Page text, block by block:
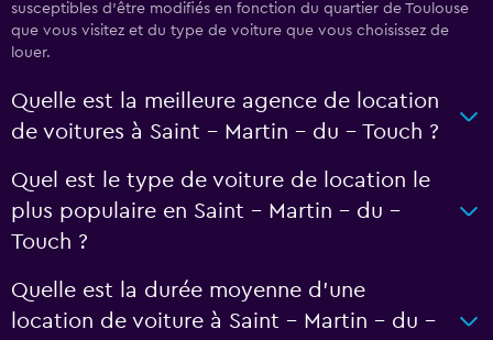
susceptibles d’être modifiés en fonction du quartier de Toulouse
que vous visitez et du type de voiture que vous choisissez de
louer.
Quelle est la meilleure agence de location
de voitures à Saint - Martin - du - Touch ?
Quel est le type de voiture de location le
plus populaire en Saint - Martin - du -
Touch ?
Quelle est la durée moyenne d’une
location de voiture à Saint - Martin - du -